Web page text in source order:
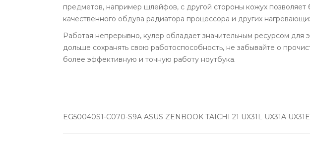
предметов, например шлейфов, с другой стороны кожух
качественного обдува радиатора процессора и других
Работая непрерывно, кулер обладает значительным ресурсом для
дольше сохранять свою работоспособность, не забывайте о
более эффективную и точную работу ноутбука.
EG50040S1-C070-S9A ASUS ZENBOOK TAICHI 21 UX31L UX31A UX31E